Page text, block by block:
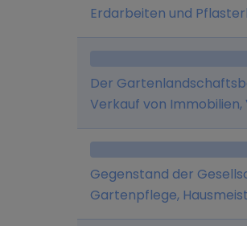
Erdarbeiten und
Der
Verkauf von Immobilien,
Glasfaserverlegung,
Gegenstand der
Gartenpflege,
Wohnungsrenovierung.